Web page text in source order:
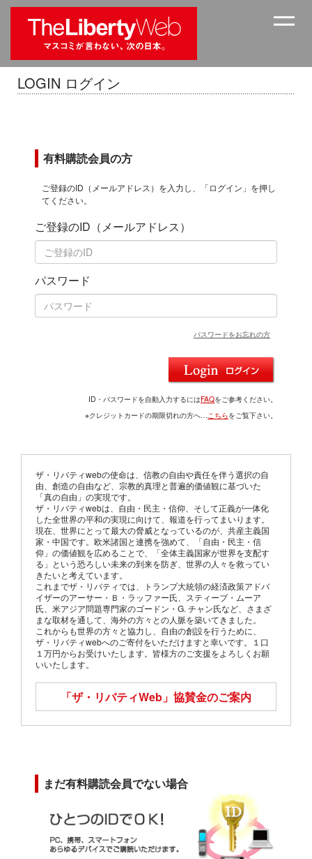
LOGIN ログイン
有料購読会員の方
ご登録のID（メールアドレス）を入力し、「ログイン」を押し
てください。
ご登録のID（メールアドレス）
パスワード
パスワードをお忘れの方
ID・パスワードを自動入力するにはFAQをご参考ください。
※クレジットカードの期限切れの方へ…こちらをご覧下さい。
ザ・リバティwebの使命は、信教の自由や責任を伴う選択の自
由、創造の自由など、宗教的真理と普遍的価値観に基づいた
「真の自由」の実現です。
ザ・リバティwebは、自由・民主・信仰、そして正義が一体化
した全世界の平和の実現に向けて、報道を行ってまいります。
現在、世界にとって最大の脅威となっているのが、共産主義国
家・中国です。欧米諸国と連携を強めて、「自由・民主・信
仰」の価値観を広めることで、「全体主義国家が世界を支配す
る」という恐ろしい未来の到来を防ぎ、世界の人々を救ってい
きたいと考えています。
これまでザ・リバティでは、トランプ大統領の経済政策アドバ
イザーのアーサー・Ｂ・ラッファー氏、スティーブ・ムーア
氏、米アジア問題専門家のゴードン・G. チャン氏など、さまざ
まな取材を通して、海外の方々との人脈を築いてきました。
これからも世界の方々と協力し、自由の創設を行うために、
ザ・リバティwebへのご寄付をいただけますと幸いです。１口
１万円からお受けいたします。皆様方のご支援をよろしくお願
いいたします。
「ザ・リバティWeb」 協賛金のご案内
まだ有料購読会員でない場合